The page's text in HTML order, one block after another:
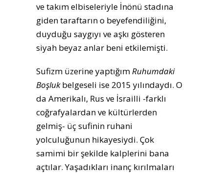
ve takım elbiseleriyle İnönü stadına
giden taraftarın o beyefendiliğini,
duyduğu saygıyı ve aşkı gösteren
siyah beyaz anlar beni etkilemişti.
Sufizm üzerine yaptığımRuhumdaki
Boşlukbelgeseli ise 2015 yılındaydı. O
da Amerikalı, Rus ve İsrailli -farklı
coğrafyalardan ve kültürlerden
gelmiş- üç sufinin ruhani
yolculuğunun hikayesiydi. Çok
samimi bir şekilde kalplerini bana
açtılar. Yaşadıkları inanç kırılmaları